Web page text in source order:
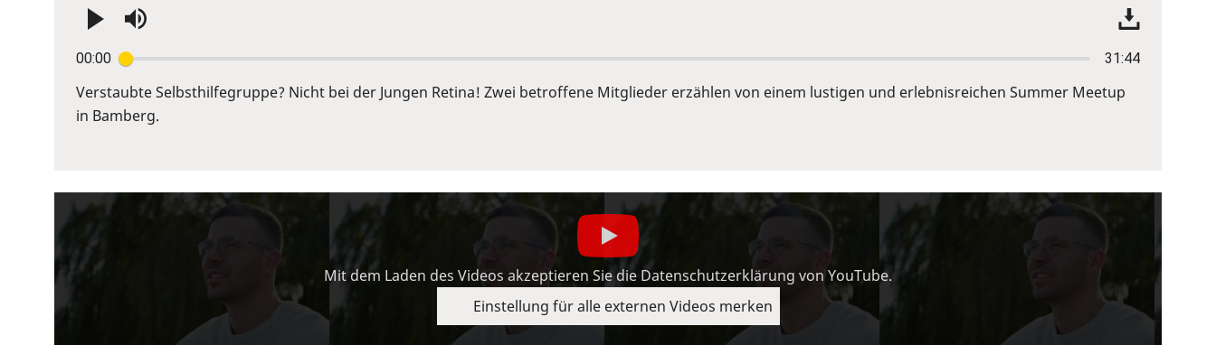
00:00 31:44
Enter
or
Space
Verstaubte Selbsthilfegruppe? Nicht bei der Jungen Retina! Zwei betroffene Mitglieder erzählen von einem lustigen und erlebnisreichen Summer Meetup
in Bamberg.
Mit dem Laden des Videos akzeptieren Sie die Datenschutzerklärung von YouTube.
Einstellung für alle externen Videos merken